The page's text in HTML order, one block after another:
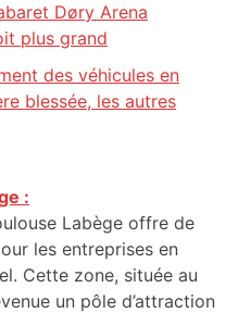
Døry Arena
plus grand
des véhicules en
blessée, les autres
:
Labège offre de
les entreprises en
Cette zone, située au
un pôle d’attraction